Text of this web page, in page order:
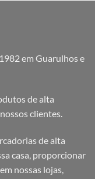
em Guarulhos e
de alta
clientes.
de alta
casa, proporcionar
nossas lojas,